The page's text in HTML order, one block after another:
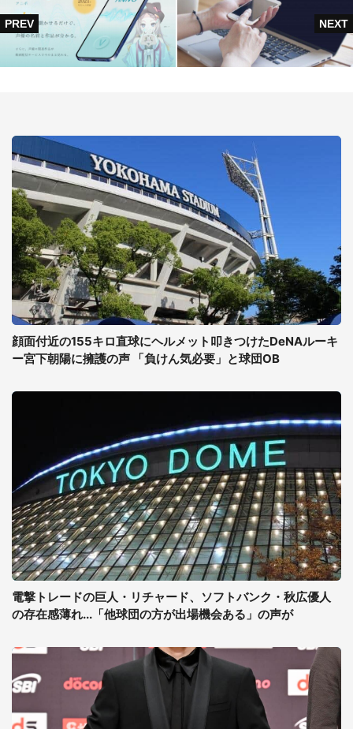
顔面付近の155キロ直球にヘルメット叩きつけたDeNAルーキ
ー宮下朝陽に擁護の声 「負けん気必要」と球団OB
電撃トレードの巨人・リチャード、ソフトバンク・秋広優人
の存在感薄れ...「他球団の方が出場機会ある」の声が